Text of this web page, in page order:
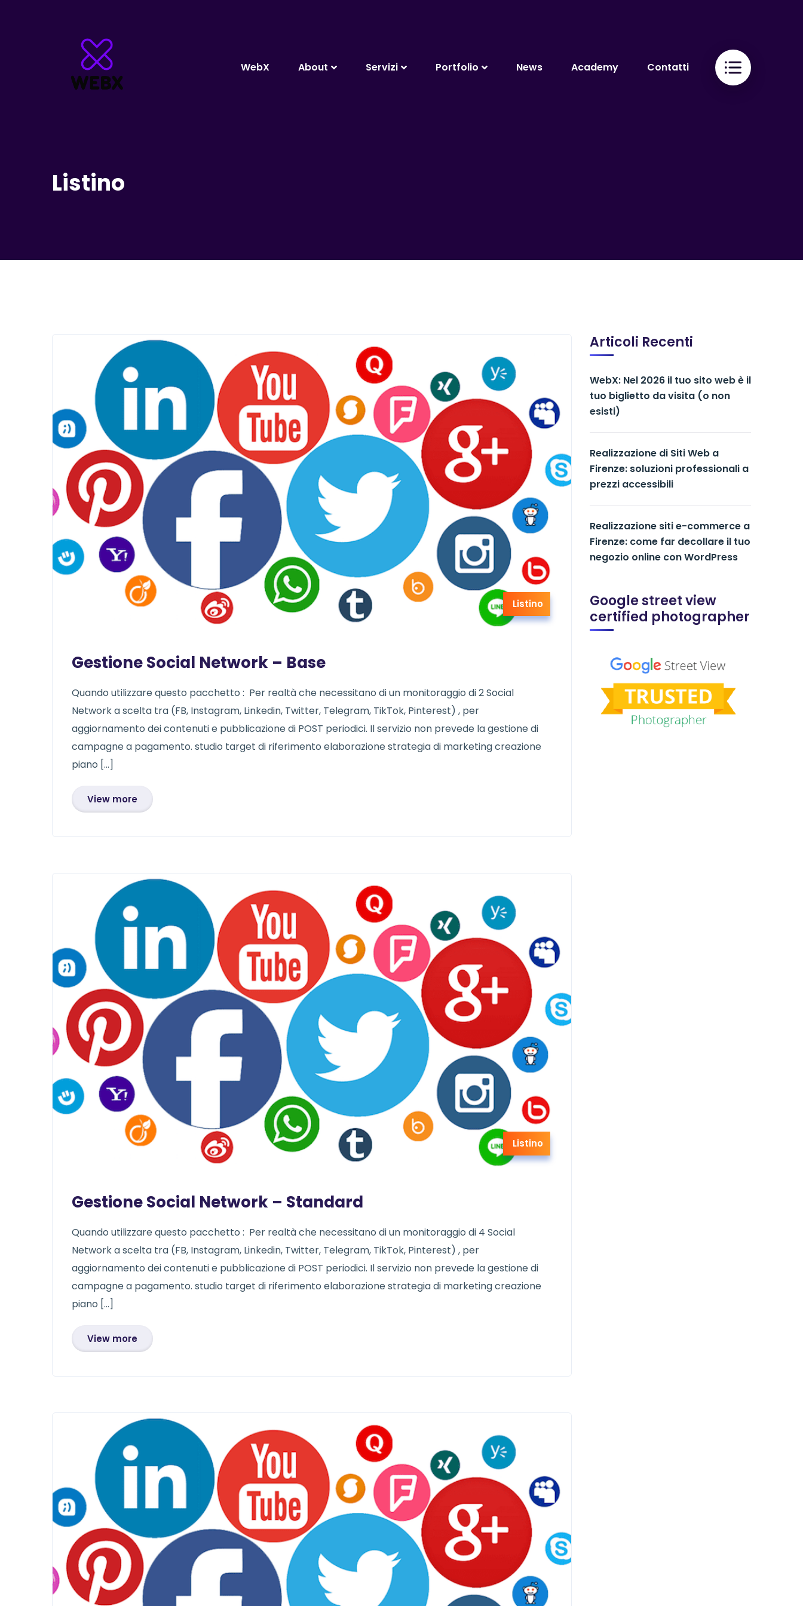
WebX About Servizi Portfolio News Academy Contatti
Listino
Listino
Gestione Social Network – Base
Quando utilizzare questo pacchetto : Per realtà che necessitano di un monitoraggio di 2 Social
Network a scelta tra (FB, Instagram, Linkedin, Twitter, Telegram, TikTok, Pinterest) , per
aggiornamento dei contenuti e pubblicazione di POST periodici. Il servizio non prevede la gestione di
campagne a pagamento. studio target di riferimento elaborazione strategia di marketing creazione
piano […]
View more
Listino
Gestione Social Network – Standard
Quando utilizzare questo pacchetto : Per realtà che necessitano di un monitoraggio di 4 Social
Network a scelta tra (FB, Instagram, Linkedin, Twitter, Telegram, TikTok, Pinterest) , per
aggiornamento dei contenuti e pubblicazione di POST periodici. Il servizio non prevede la gestione di
campagne a pagamento. studio target di riferimento elaborazione strategia di marketing creazione
piano […]
View more
Articoli Recenti
WebX: Nel 2026 il tuo sito web è il
tuo biglietto da visita (o non
esisti)
Realizzazione di Siti Web a
Firenze: soluzioni professionali a
prezzi accessibili
Realizzazione siti e-commerce a
Firenze: come far decollare il tuo
negozio online con WordPress
Google street view
certified photographer